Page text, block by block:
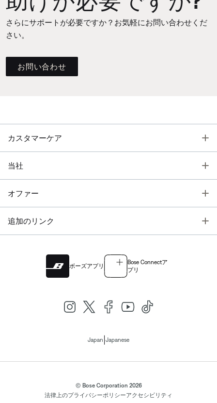
さらにサポートが必要ですか？お気軽にお問い合わせくだ
さい。
お問い合わせ
カスタマーケア
当社
オファー
追加のリンク
ボーズアプリ
Bose Connectア
プリ
Japan Japanese
© Bose Corporation 2026
法律上のプライバシーポリシーアクセシビリティ